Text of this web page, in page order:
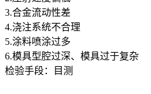
3.合金流动性差
4.浇注系统不合理
5.涂料喷涂过多
6.模具型腔过深、模具过于复杂
检验手段：目测